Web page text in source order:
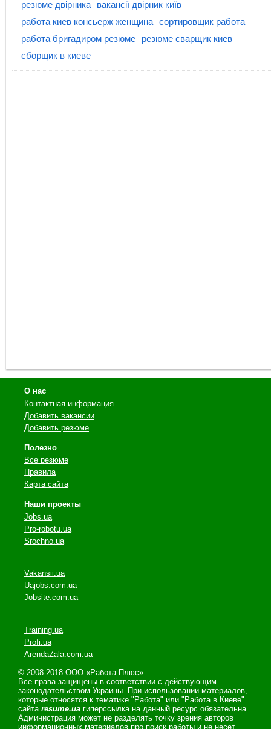
резюме двірника
вакансії двірник київ
работа киев консьерж женщина сортировщик работа
работа бригадиром резюме
резюме сварщик киев
сборщик в киеве
О нас
Контактная информация
Добавить вакансии
Добавить резюме
Полезно
Все резюме
Правила
Карта сайта
Наши проекты
Jobs.ua
Pro-robotu.ua
Srochno.ua
Vakansii.ua
Uajobs.com.ua
Jobsite.com.ua
Training.ua
Profi.ua
ArendaZala.com.ua
© 2008-2018 ООО «Работа Плюс»
Все права защищены в соответствии с действующим
законодательством Украины. При использовании материалов,
которые относятся к тематике "Работа" или "Работа в Киеве"
сайта resume.ua гиперссылка на данный ресурс обязательна.
Администрация может не разделять точку зрения авторов
информационных материалов про поиск работы и не несет